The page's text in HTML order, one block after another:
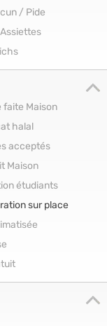
/ Pide
faite Maison
halal
acceptés
Maison
étudiants
sur place